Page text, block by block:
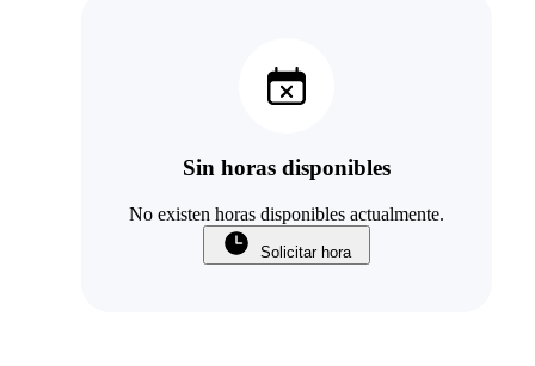
Sin horas disponibles
No existen horas disponibles actualmente.
Solicitar hora